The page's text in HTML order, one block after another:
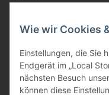
Gewerbering 17
84072 Au i.d. Hallertau
info@bauer-tore.de
Wie wir Cookies
Einstellungen, die Sie
Endgerät im „Local
nächsten Besuch
können diese